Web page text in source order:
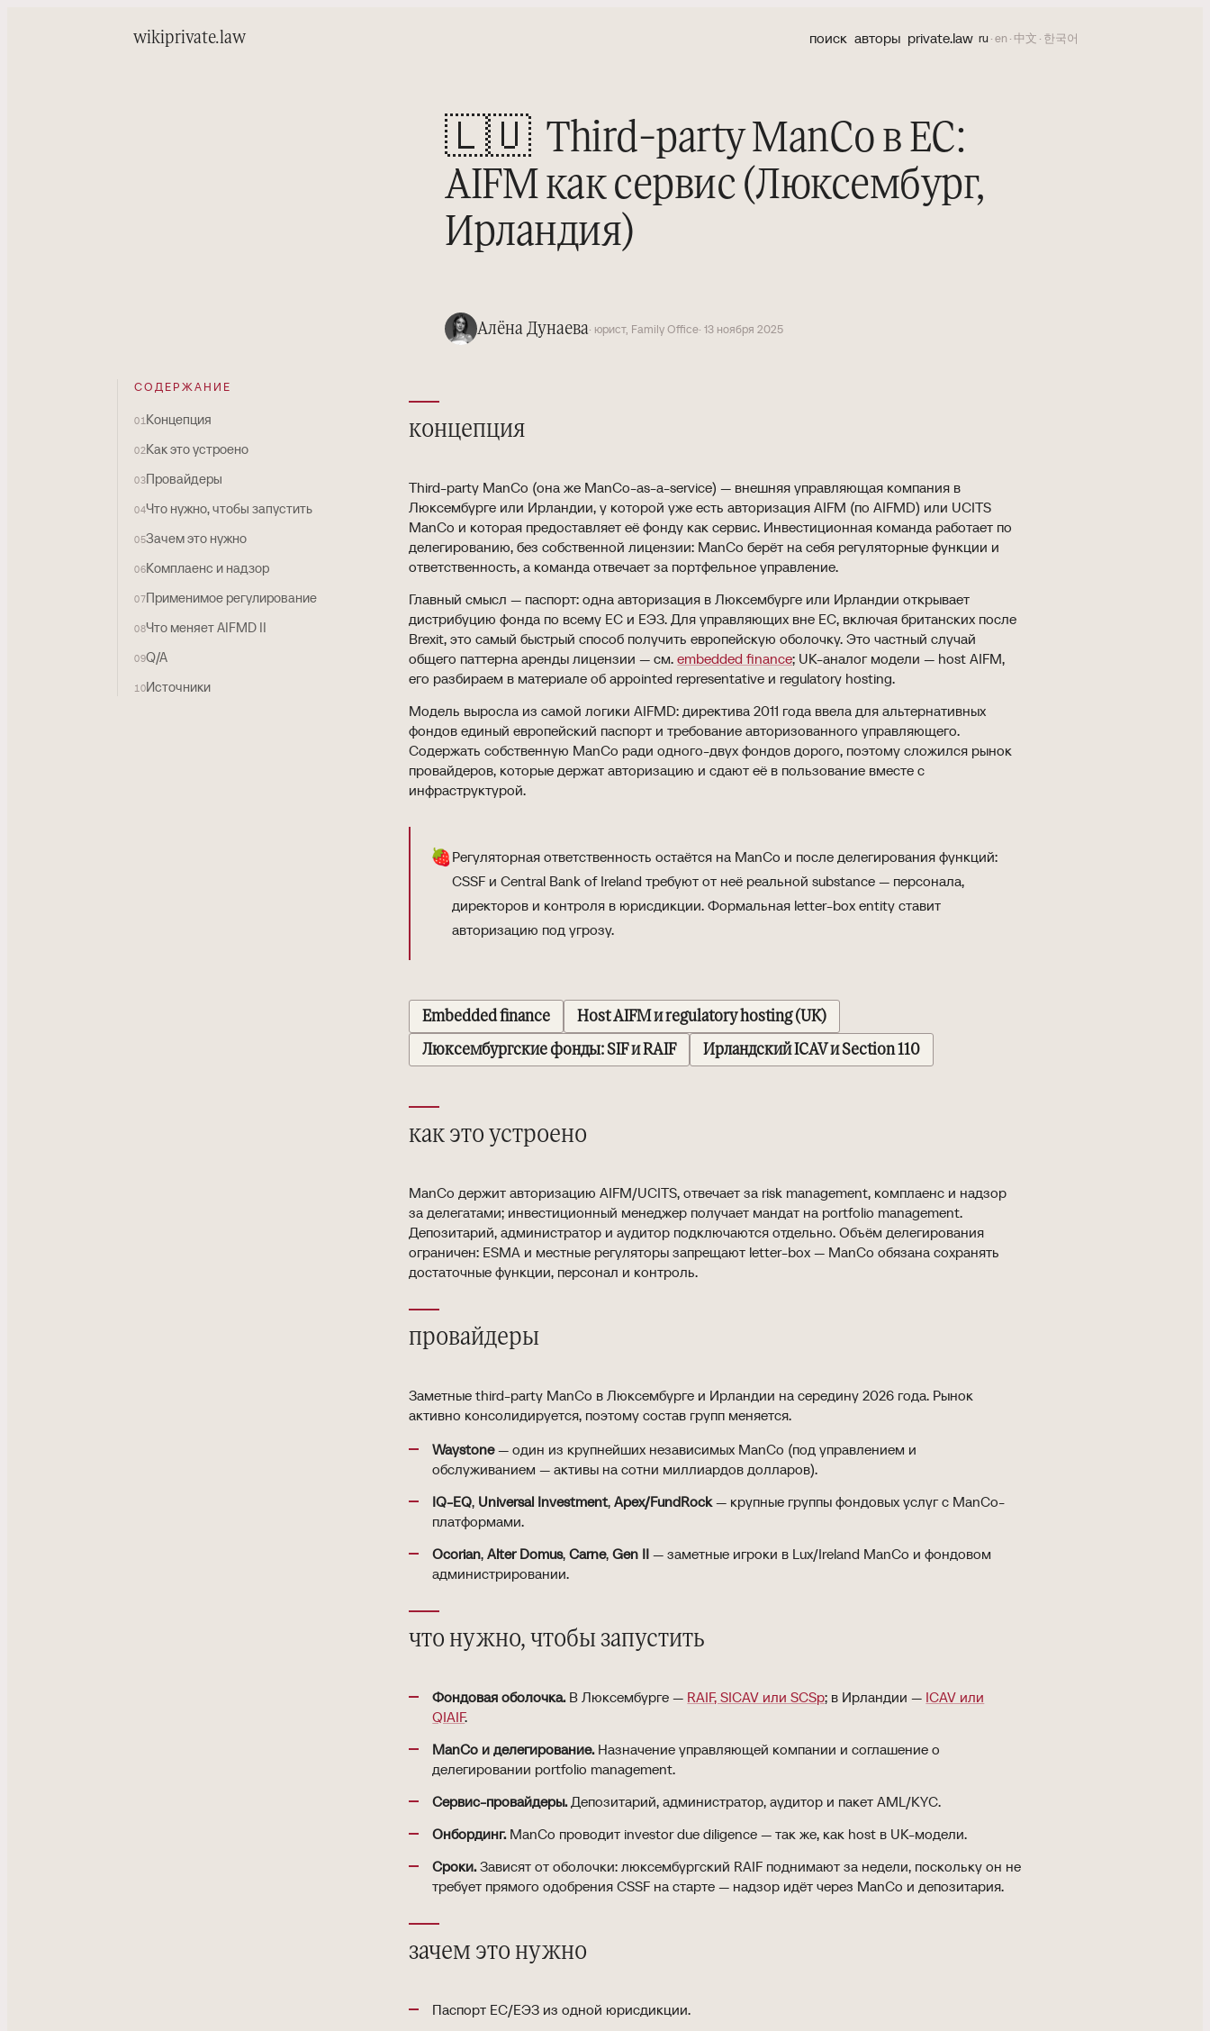
wikiprivate.law поиск авторы private.law ru ·en · 中文 · 한국어
🇱🇺 Third-party ManCo в ЕС:
AIFM как сервис (Люксембург,
Ирландия)
Алёна Дунаева· юрист, Family Office· 13 ноября 2025
СОДЕРЖАНИЕ
01Концепция
02Как это устроено
03Провайдеры
04Что нужно, чтобы запустить
05Зачем это нужно
06Комплаенс и надзор
07Применимое регулирование
08Что меняет AIFMD II
09Q/A
10Источники
концепция
Third-party ManCo (она же ManCo-as-a-service) — внешняя управляющая компания в
Люксембурге или Ирландии, у которой уже есть авторизация AIFM (по AIFMD) или UCITS
ManCo и которая предоставляет её фонду как сервис. Инвестиционная команда работает по
делегированию, без собственной лицензии: ManCo берёт на себя регуляторные функции и
ответственность, а команда отвечает за портфельное управление.
Главный смысл — паспорт: одна авторизация в Люксембурге или Ирландии открывает
дистрибуцию фонда по всему ЕС и ЕЭЗ. Для управляющих вне ЕС, включая британских после
Brexit, это самый быстрый способ получить европейскую оболочку. Это частный случай
общего паттерна аренды лицензии — см.embedded finance; UK-аналог модели — host AIFM,
его разбираем в материале об appointed representative и regulatory hosting.
Модель выросла из самой логики AIFMD: директива 2011 года ввела для альтернативных
фондов единый европейский паспорт и требование авторизованного управляющего.
Содержать собственную ManCo ради одного-двух фондов дорого, поэтому сложился рынок
провайдеров, которые держат авторизацию и сдают её в пользование вместе с
инфраструктурой.
🍓Регуляторная ответственность остаётся на ManCo и после делегирования функций:
CSSF и Central Bank of Ireland требуют от неё реальной substance — персонала,
директоров и контроля в юрисдикции. Формальная letter-box entity ставит
авторизацию под угрозу.
Embedded finance Host AIFM и regulatory hosting (UK)
Люксембургские фонды: SIF и RAIF Ирландский ICAV и Section 110
как это устроено
ManCo держит авторизацию AIFM/UCITS, отвечает за risk management, комплаенс и надзор
за делегатами; инвестиционный менеджер получает мандат на portfolio management.
Депозитарий, администратор и аудитор подключаются отдельно. Объём делегирования
ограничен: ESMA и местные регуляторы запрещают letter-box — ManCo обязана сохранять
достаточные функции, персонал и контроль.
провайдеры
Заметные third-party ManCo в Люксембурге и Ирландии на середину 2026 года. Рынок
активно консолидируется, поэтому состав групп меняется.
Waystone— один из крупнейших независимых ManCo (под управлением и
обслуживанием — активы на сотни миллиардов долларов).
IQ-EQ, Universal Investment,Apex/FundRock— крупные группы фондовых услуг с ManCo-
платформами.
Ocorian,Alter Domus,Carne,Gen II — заметные игроки в Lux/Ireland ManCo и фондовом
администрировании.
что нужно, чтобы запустить
Фондовая оболочка.В Люксембурге — RAIF, SICAV или SCSp; в Ирландии — ICAV или
QIAIF.
ManCo и делегирование.Назначение управляющей компании и соглашение о
делегировании portfolio management.
Сервис-провайдеры.Депозитарий, администратор, аудитор и пакет AML/KYC.
Онбординг.ManCo проводит investor due diligence — так же, как host в UK-модели.
Сроки.Зависят от оболочки: люксембургский RAIF поднимают за недели, поскольку он не
требует прямого одобрения CSSF на старте — надзор идёт через ManCo и депозитария.
зачем это нужно
Паспорт ЕС/ЕЭЗ из одной юрисдикции.